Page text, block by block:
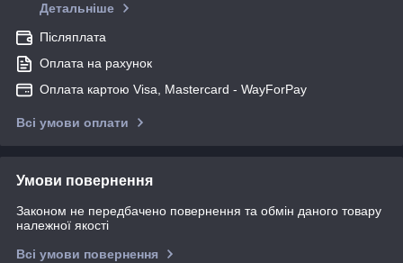
Детальніше
Післяплата
Оплата на рахунок
Оплата картою Visa, Mastercard - WayForPay
Всі умови оплати
Умови повернення
Законом не передбачено повернення та обмін даного товару
належної якості
Всі умови повернення